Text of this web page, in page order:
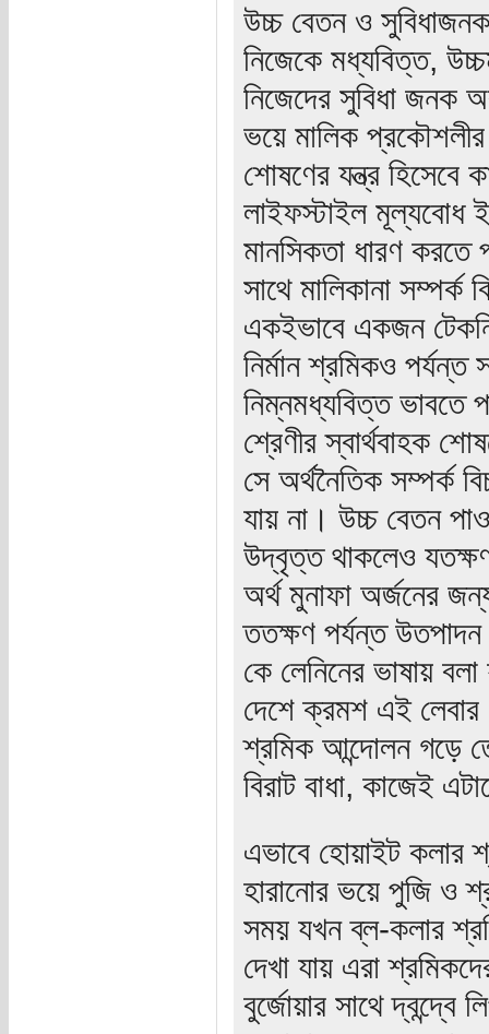
উচ্চ বেতন ও
নিজেকে মধ্যবিত্ত,
নিজেদের সুবিধা জনক
ভয়ে মালিক
শোষণের যন্ত্র হিসেবে
লাইফস্টাইল মূল্যবোধ
মানসিকতা ধারণ করতে
সাথে মালিকানা
একইভাবে একজন
নির্মান শ্রমিকও পর্যন্ত
নিম্নমধ্যবিত্ত ভাবতে
শ্রেণীর স্বার্থবাহক
সে অর্থনৈতিক সম্পর্ক
যায় না। উচ্চ বেতন
উদ্বৃত্ত থাকলেও
অর্থ মুনাফা অর্জনের
ততক্ষণ পর্যন্ত উতপাদন
কে লেনিনের ভাষায়
দেশে ক্রমশ এই লেবার
শ্রমিক আন্দোলন গড়ে
বিরাট বাধা, কাজেই
এভাবে হোয়াইট কলার
হারানোর ভয়ে পুজি ও
সময় যখন ব্ল-কলার
দেখা যায় এরা
বুর্জোয়ার সাথে